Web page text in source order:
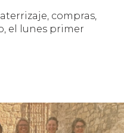
compras,
el lunes primer